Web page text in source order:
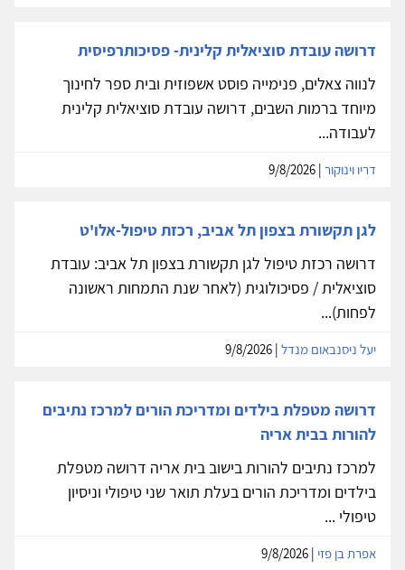
דרושה עובדת סוציאלית קלינית- פסיכותרפיסית
לנווה צאלים, פנימייה פוסט אשפוזית ובית ספר לחינוך
מיוחד ברמות השבים, דרושה עובדת סוציאלית קלינית
לעבודה...
דריו וינוקור
לגן תקשורת בצפון תל אביב, רכזת טיפול-אלו'ט
דרושה רכזת טיפול לגן תקשורת בצפון תל אביב: עובדת
סוציאלית / פסיכולוגית (לאחר שנת התמחות ראשונה
לפחות)...
יעל ניסנבאום מנדל
דרושה מטפלת בילדים ומדריכת הורים למרכז נתיבים
להורות בבית אריה
למרכז נתיבים להורות בישוב בית אריה דרושה מטפלת
בילדים ומדריכת הורים בעלת תואר שני טיפולי וניסיון
טיפולי ...
אפרת בן פזי